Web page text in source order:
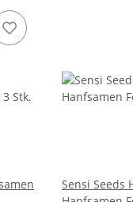
Sensi Seeds